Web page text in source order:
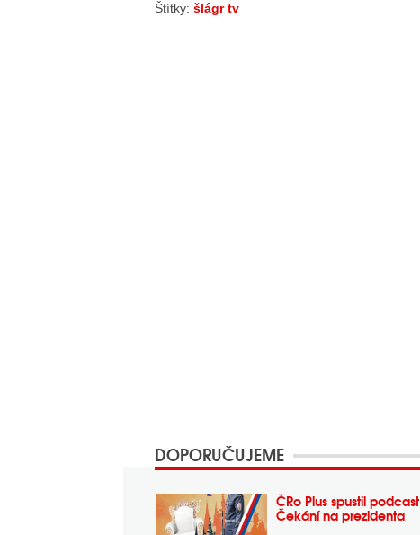
Štítky: šlágr tv
DOPORUČUJEME
ČRo Plus spustil podcast
Čekání na prezidenta